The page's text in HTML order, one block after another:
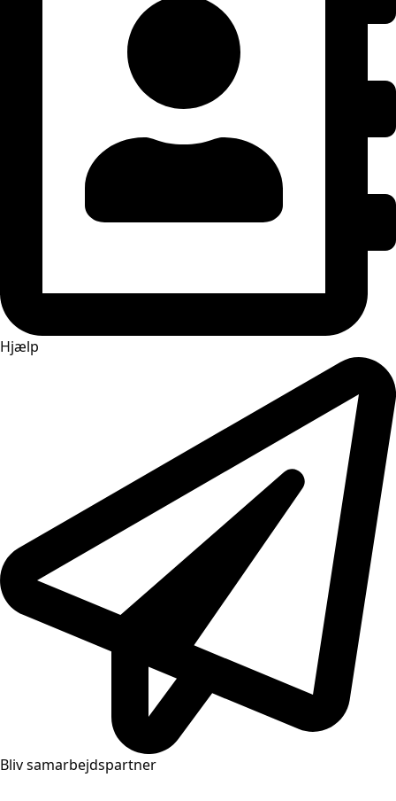
Hjælp
Bliv samarbejdspartner